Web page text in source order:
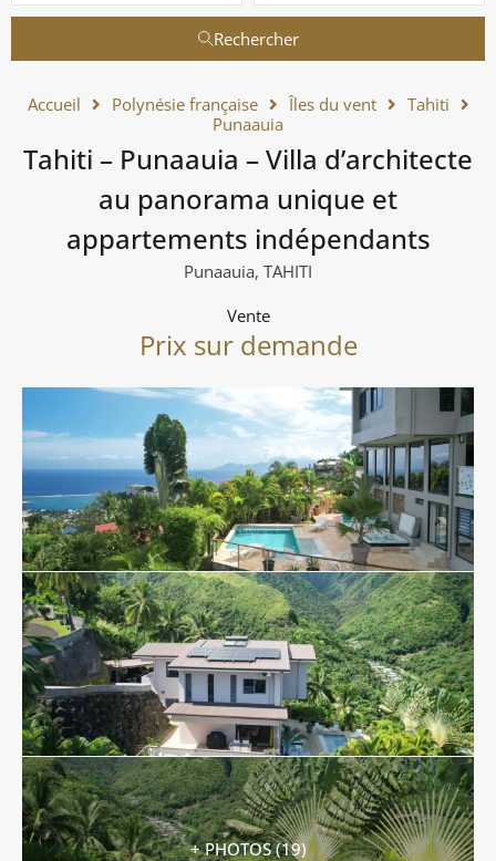
Rechercher
Accueil Polynésie française Îles du vent
Tahiti
Punaauia
Tahiti – Punaauia – Villa d’architecte
au panorama unique et
appartements indépendants
Punaauia, TAHITI
Vente
Prix sur demande
+ PHOTOS (19)